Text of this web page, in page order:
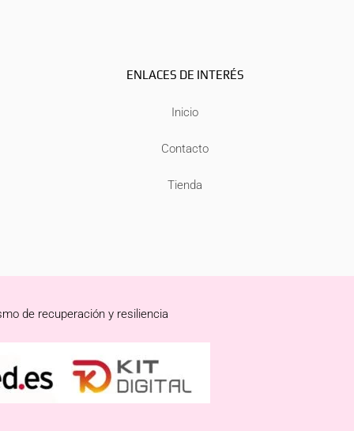
ENLACES DE INTERÉS
Inicio
Contacto
Tienda
de recuperación y resiliencia